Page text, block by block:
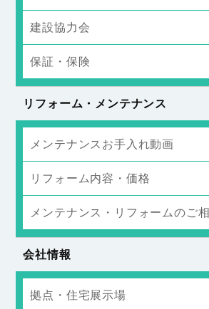
建設協力会
保証・保険
リフォーム・メンテナンス
メンテナンスお手入れ動画
リフォーム内容・価格
メンテナンス・リフォームのご
会社情報
拠点・住宅展示場